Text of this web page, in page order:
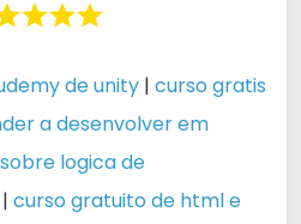
de unity | curso gratis
a desenvolver em
logica de
| curso gratuito de html e